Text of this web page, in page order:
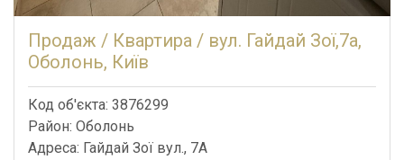
Продаж / Квартира / вул. Гайдай Зої,7а,
Оболонь, Київ
Код об'єкта: 3876299
Район: Оболонь
Адреса: Гайдай Зої вул., 7А